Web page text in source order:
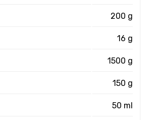
200 g
16 g
1500 g
150 g
50 ml